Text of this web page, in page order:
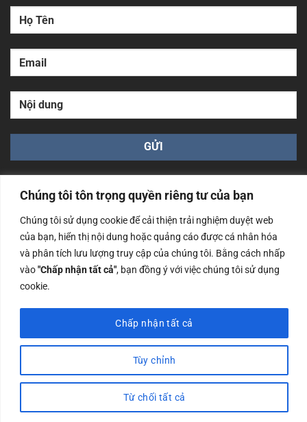
Chúng tôi tôn trọng quyền riêng tư của bạn
Chúng tôi sử dụng cookie để cải thiện trải nghiệm duyệt web
của bạn, hiển thị nội dung hoặc quảng cáo được cá nhân hóa
và phân tích lưu lượng truy cập của chúng tôi. Bằng cách nhấp
vào"Chấp nhận tất cả", bạn đồng ý với việc chúng tôi sử dụng
cookie.
Tùy chỉnh
Từ chối tất cả
Chấp nhận tất cả
Công ty TNHH Nam Bình Xương - Số ĐKKD: 0108783483
cấp ngày 14/06/2019 bởi Sở Kế Hoạch và Đầu Tư Tp. Hà
Nội
Copyrights @2023 Nam Binh Xuong. All Rights Reserved